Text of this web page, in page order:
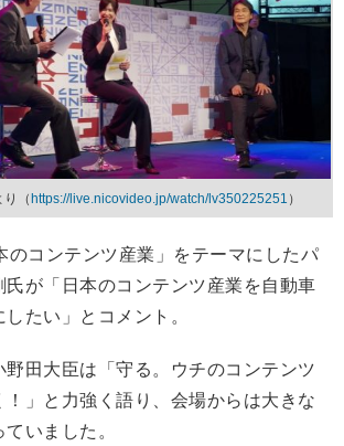
（ https://live.nicovideo.jp/watch/lv350225251 ）
コンテンツ産業」をテーマにしたパ
氏が「日本のコンテンツ産業を自動車
たい」とコメント。
田大臣は「守る。ウチのコンテンツ
！」と力強く語り、会場からは大きな
いました。